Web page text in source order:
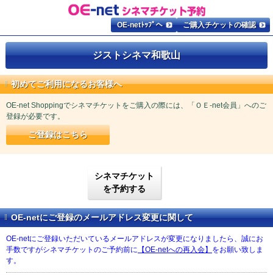
ご購入チケットの確認
OE-netﾄｯﾌﾟへ
ジストシネマ和歌山
初めてご利用になるお客様へ
OE-net Shoppingでシネマチケットをご購入の際には、「ＯＥ-net会員」へのご
登録が必要です。
ご登録はこちら
シネマチケット
を予約する
OE-netにご登録のメールアドレス変更に関して
OE-netにご登録いただいているメールアドレスが変更になりましたら、誠にお
手数ですがシネマチケットのご予約前に 【OE-netへの再入会】 をお願い致しま
す。